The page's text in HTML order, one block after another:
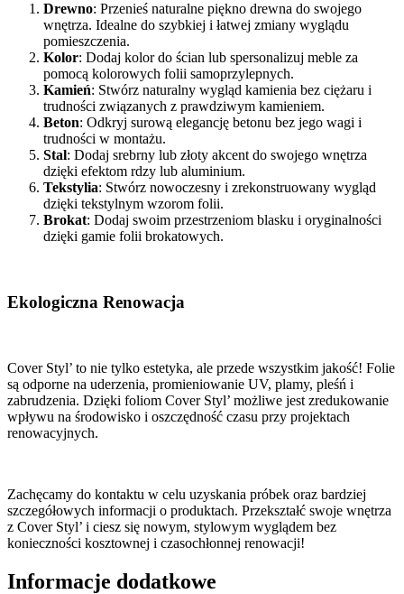
Drewno: Przenieś naturalne piękno drewna do swojego
wnętrza. Idealne do szybkiej i łatwej zmiany wyglądu
pomieszczenia.
Kolor: Dodaj kolor do ścian lub spersonalizuj meble za
pomocą kolorowych folii samoprzylepnych.
Kamień: Stwórz naturalny wygląd kamienia bez ciężaru i
trudności związanych z prawdziwym kamieniem.
Beton: Odkryj surową elegancję betonu bez jego wagi i
trudności w montażu.
Stal: Dodaj srebrny lub złoty akcent do swojego wnętrza
dzięki efektom rdzy lub aluminium.
Tekstylia: Stwórz nowoczesny i zrekonstruowany wygląd
dzięki tekstylnym wzorom folii.
Brokat: Dodaj swoim przestrzeniom blasku i oryginalności
dzięki gamie folii brokatowych.
Ekologiczna Renowacja
Cover Styl’ to nie tylko estetyka, ale przede wszystkim jakość! Folie
są odporne na uderzenia, promieniowanie UV, plamy, pleśń i
zabrudzenia. Dzięki foliom Cover Styl’ możliwe jest zredukowanie
wpływu na środowisko i oszczędność czasu przy projektach
renowacyjnych.
Zachęcamy do kontaktu w celu uzyskania próbek oraz bardziej
szczegółowych informacji o produktach. Przekształć swoje wnętrza
z Cover Styl’ i ciesz się nowym, stylowym wyglądem bez
konieczności kosztownej i czasochłonnej renowacji!
Informacje dodatkowe